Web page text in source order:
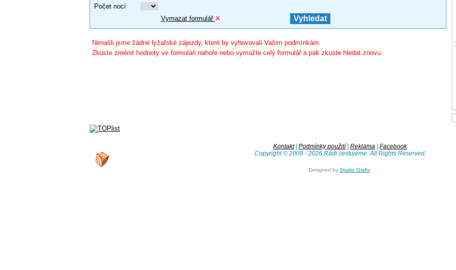
Počet nocí
Vymazat formulář
Nenašli jsme žádné lyžařské zájezdy, které by vyhovovali Vašim podmínkám.
Zkuste změnit hodnoty ve formuláři nahoře nebo vymažte celý formulář a pak zkuste hledat znovu.
Kontakt| Podmínky použití Reklama
Facebook
Copyright © 2009 - 2026 Rádi cestujeme. All Rights Reserved.
Designed by Studio Grafix